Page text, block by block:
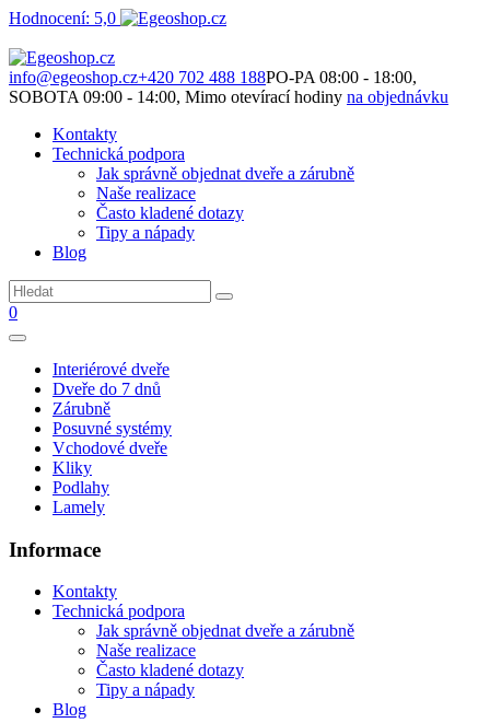
Hodnocení: 5,0
info@egeoshop.cz+420 702 488 188PO-PA 08:00 - 18:00,
SOBOTA 09:00 - 14:00, Mimo otevírací hodiny na objednávku
Kontakty
Technická podpora
Jak správně objednat dveře a zárubně
Naše realizace
Často kladené dotazy
Tipy a nápady
Blog
0
Interiérové dveře
Dveře do 7 dnů
Zárubně
Posuvné systémy
Vchodové dveře
Kliky
Podlahy
Lamely
Informace
Kontakty
Technická podpora
Jak správně objednat dveře a zárubně
Naše realizace
Často kladené dotazy
Tipy a nápady
Blog